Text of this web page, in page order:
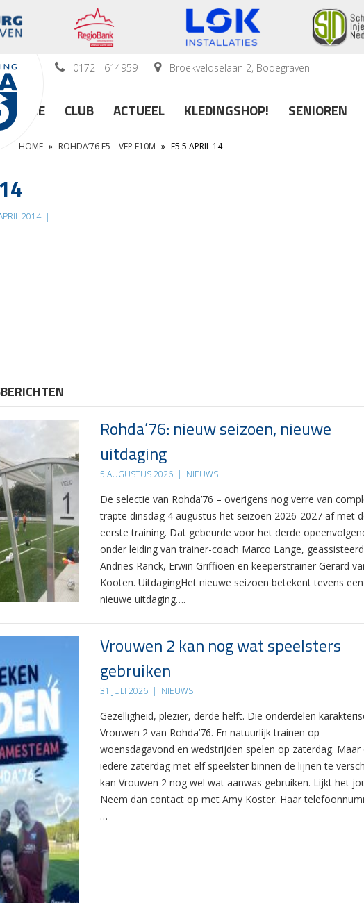
0172 - 614959 Broekveldselaan 2, Bodegraven
HOME CLUB ACTUEEL KLEDINGSHOP! SENIOREN
HOME » ROHDA’76 F5 – VEP F10M » F5 5 APRIL 14
2014 |
Rohda’76: nieuw seizoen, nieuwe
uitdaging
5 AUGUSTUS 2026 | NIEUWS
De selectie van Rohda’76 – overigens nog verre van
trapte dinsdag 4 augustus het seizoen 2026-2027 af met
eerste training. Dat gebeurde voor het derde
onder leiding van trainer-coach Marco Lange,
Andries Ranck, Erwin Griffioen en keeperstrainer Gerard
Kooten. UitdagingHet nieuwe seizoen betekent tevens een
nieuwe uitdaging….
Vrouwen 2 kan nog wat speelsters
gebruiken
31 JULI 2026 | NIEUWS
Gezelligheid, plezier, derde helft. Die onderdelen
Vrouwen 2 van Rohda’76. En natuurlijk trainen op
woensdagavond en wedstrijden spelen op zaterdag. Maar
iedere zaterdag met elf speelster binnen de lijnen te
kan Vrouwen 2 nog wel wat aanwas gebruiken. Lijkt het
Neem dan contact op met Amy Koster. Haar
…